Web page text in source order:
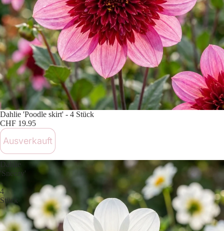
Ausverkauft
Dahlie 'Poodle skirt' - 4 Stück
CHF 19.95
Ausverkauft
Dahlie
'Sneezy'
-
4
Stück